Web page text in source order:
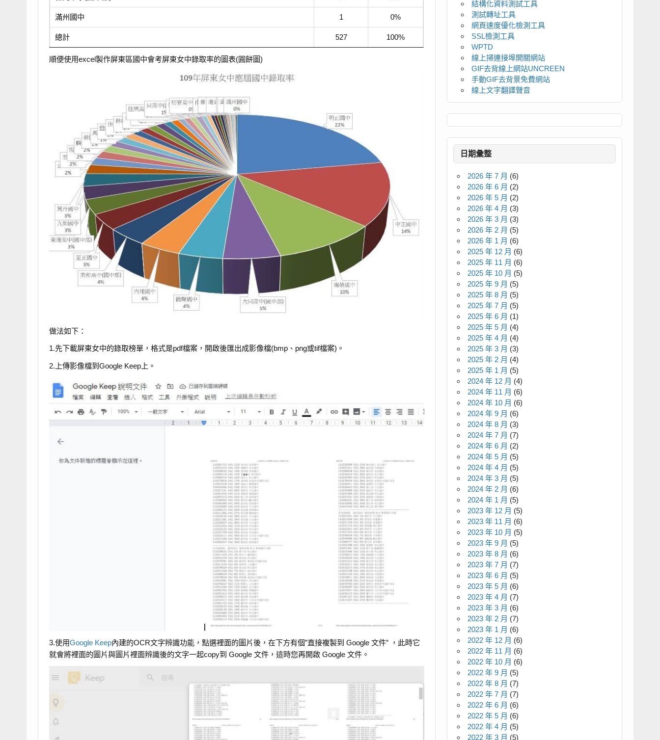
滿州國中 1 0%
總計 527 100%
順便使用excel製作屏東區國中會考屏東女中錄取率的圖表(圓餅圖)
做法如下：
1.先下載屏東女中的錄取榜單，格式是pdf檔案，開啟後匯出成影像檔(bmp、png或tif檔案)。
2.上傳影像檔到Google Keep上。
3.使用Google Keep內建的OCR文字辨識功能，點選裡面的圖片後，在下方有個”直接複製到 Google 文件” ，此時它
就會將裡面的圖片與圖片裡面辨識後的文字一起copy到 Google 文件，這時您再開啟 Google 文件。
結構化資料測試工具
測試轉址工具
網頁速度優化檢測工具
SSL檢測工具
WPTD
線上掃連接埠開關網站
GIF去背線上網站UNCREEN
手動GIF去背景免費網站
線上文字翻譯聲音
日期彙整
2026 年 7 月 (6)
2026 年 6 月 (2)
2026 年 5 月 (2)
2026 年 4 月 (3)
2026 年 3 月 (3)
2026 年 2 月 (5)
2026 年 1 月 (6)
2025 年 12 月 (6)
2025 年 11 月 (6)
2025 年 10 月 (5)
2025 年 9 月 (5)
2025 年 8 月 (5)
2025 年 7 月 (5)
2025 年 6 月 (1)
2025 年 5 月 (4)
2025 年 4 月 (4)
2025 年 3 月 (3)
2025 年 2 月 (4)
2025 年 1 月 (5)
2024 年 12 月 (4)
2024 年 11 月 (6)
2024 年 10 月 (6)
2024 年 9 月 (6)
2024 年 8 月 (3)
2024 年 7 月 (7)
2024 年 6 月 (2)
2024 年 5 月 (5)
2024 年 4 月 (5)
2024 年 3 月 (5)
2024 年 2 月 (6)
2024 年 1 月 (5)
2023 年 12 月 (5)
2023 年 11 月 (6)
2023 年 10 月 (5)
2023 年 9 月 (5)
2023 年 8 月 (6)
2023 年 7 月 (7)
2023 年 6 月 (5)
2023 年 5 月 (6)
2023 年 4 月 (7)
2023 年 3 月 (6)
2023 年 2 月 (7)
2023 年 1 月 (6)
2022 年 12 月 (6)
2022 年 11 月 (6)
2022 年 10 月 (6)
2022 年 9 月 (5)
2022 年 8 月 (7)
2022 年 7 月 (7)
2022 年 6 月 (6)
2022 年 5 月 (6)
2022 年 4 月 (5)
2022 年 3 月 (5)